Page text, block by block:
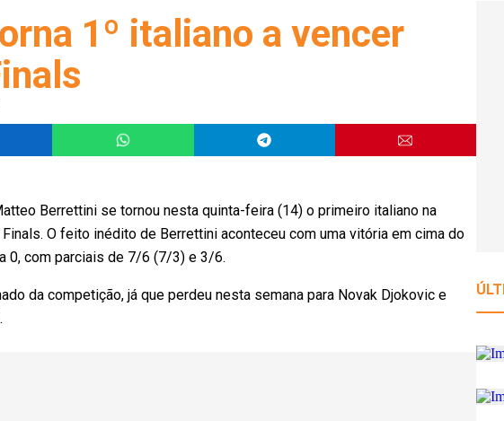
1º italiano a vencer
Berrettini se tornou nesta quinta-feira (14) o primeiro italiano na
O feito inédito de Berrettini aconteceu com uma vitória em cima do
0, com parciais de 7/6 (7/3) e 3/6.
da competição, já que perdeu nesta semana para Novak Djokovic e